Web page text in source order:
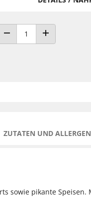
ANZAHL VERRINGERN
ANZAHL
ZUTATEN UND
sowie pikante